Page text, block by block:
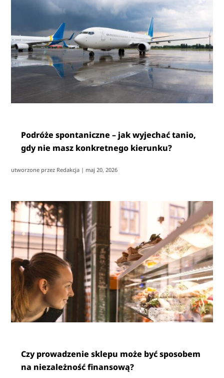
Podróże spontaniczne – jak wyjechać tanio,
gdy nie masz konkretnego kierunku?
utworzone przez Redakcja | maj 20, 2026
Czy prowadzenie sklepu może być sposobem
na niezależność finansową?